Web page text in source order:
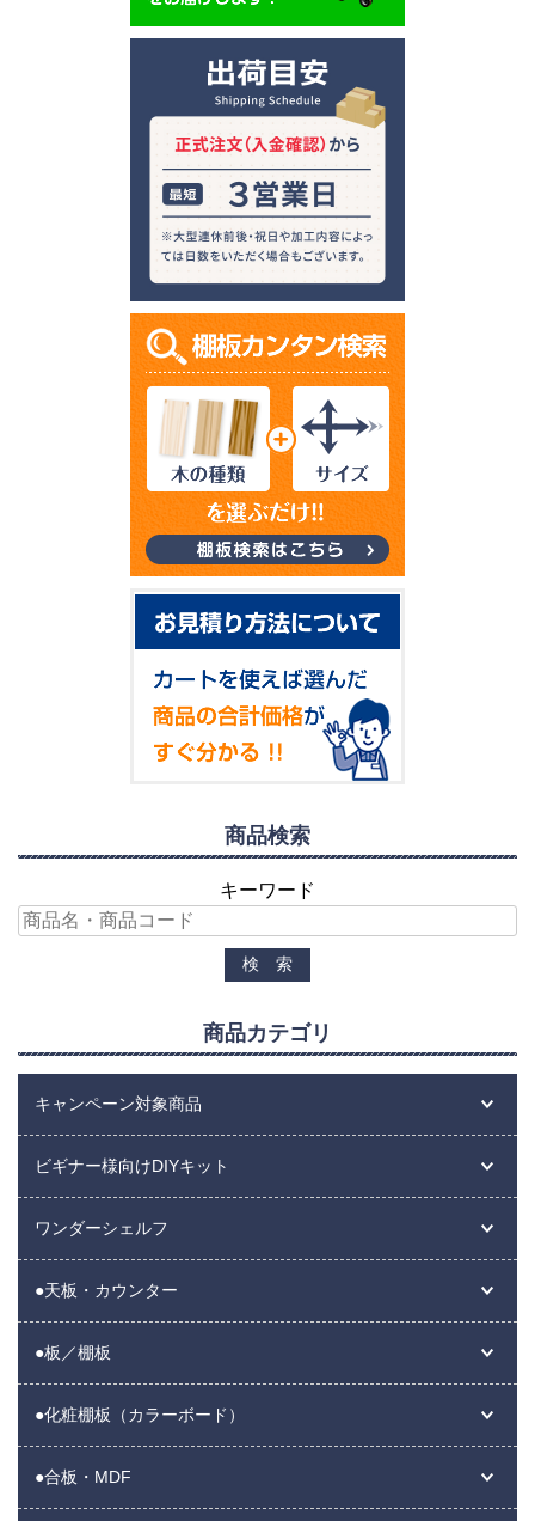
商品検索
キーワード
商品カテゴリ
キャンペーン対象商品
ビギナー様向けDIYキット
ワンダーシェルフ
●天板・カウンター
●板／棚板
●化粧棚板（カラーボード）
●合板・MDF